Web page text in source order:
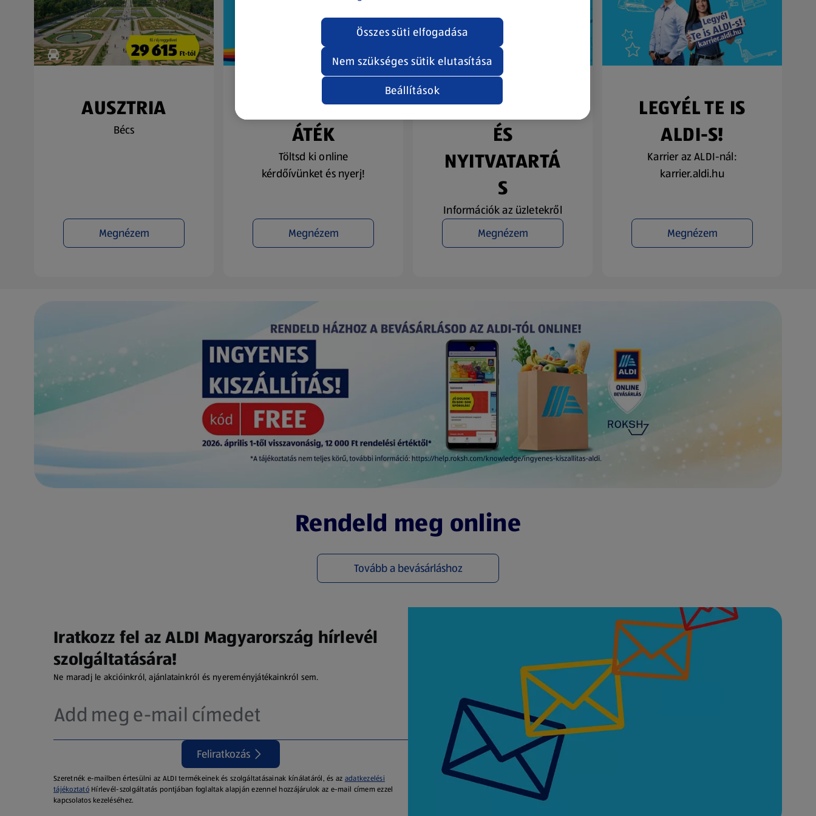
AUSZTRIA
Bécs
Megnézem
NYEREMÉNYJ
ÁTÉK
Töltsd ki online
kérdőívünket és nyerj!
Megnézem
ÜZLETKERESŐ
ÉS
NYITVATARTÁ
S
Információk az üzletekről
Megnézem
LEGYÉL TE IS
ALDI-S!
Karrier az ALDI-nál:
karrier.aldi.hu
Megnézem
(új oldalon nyílik meg)
Rendeld meg online
Tovább a bevásárláshoz
(új oldalon nyílik meg)
Iratkozz fel az ALDI Magyarország hírlevél
szolgáltatására!
Ne maradj le akcióinkról, ajánlatainkról és nyereményjátékainkról sem.
Feliratkozás
Szeretnék e-mailben értesülni az ALDI termékeinek és szolgáltatásainak kínálatáról, és az adatkezelési
tájékoztatóHírlevél-szolgáltatás pontjában foglaltak alapján ezennel hozzájárulok az e-mail címem ezzel
kapcsolatos kezeléséhez.
Beállítások
Nem szükséges sütik elutasítása
Összes süti elfogadása